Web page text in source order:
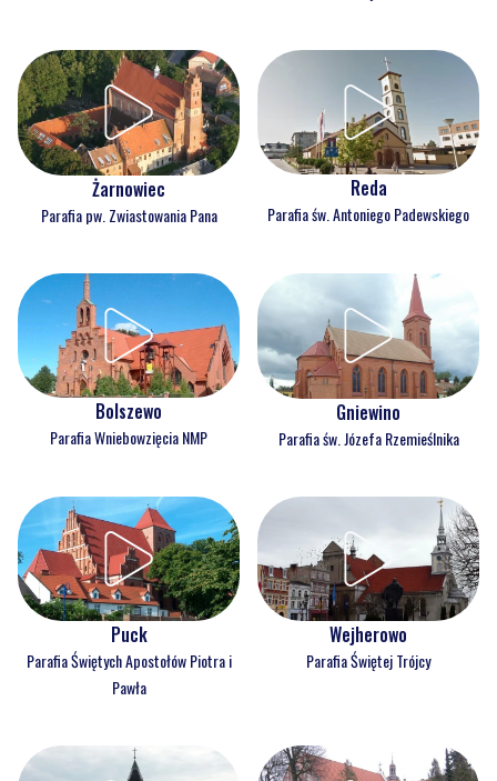
Parafia Najśw. Serca Pana Jezusa
Parafia Najświętszej Maryi Panny
Królowej Polski
Żarnowiec
Parafia pw. Zwiastowania Pana
Reda
Parafia św. Antoniego Padewskiego
Bolszewo
Parafia Wniebowzięcia NMP
Gniewino
Parafia św. Józefa Rzemieślnika
Parafia Świętych Apostołów Piotra i
Pawła
Parafia Świętej Trójcy